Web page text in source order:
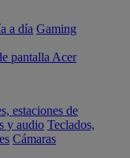
a día Gaming
pantalla Acer
estaciones de
y audio Teclados,
Cámaras